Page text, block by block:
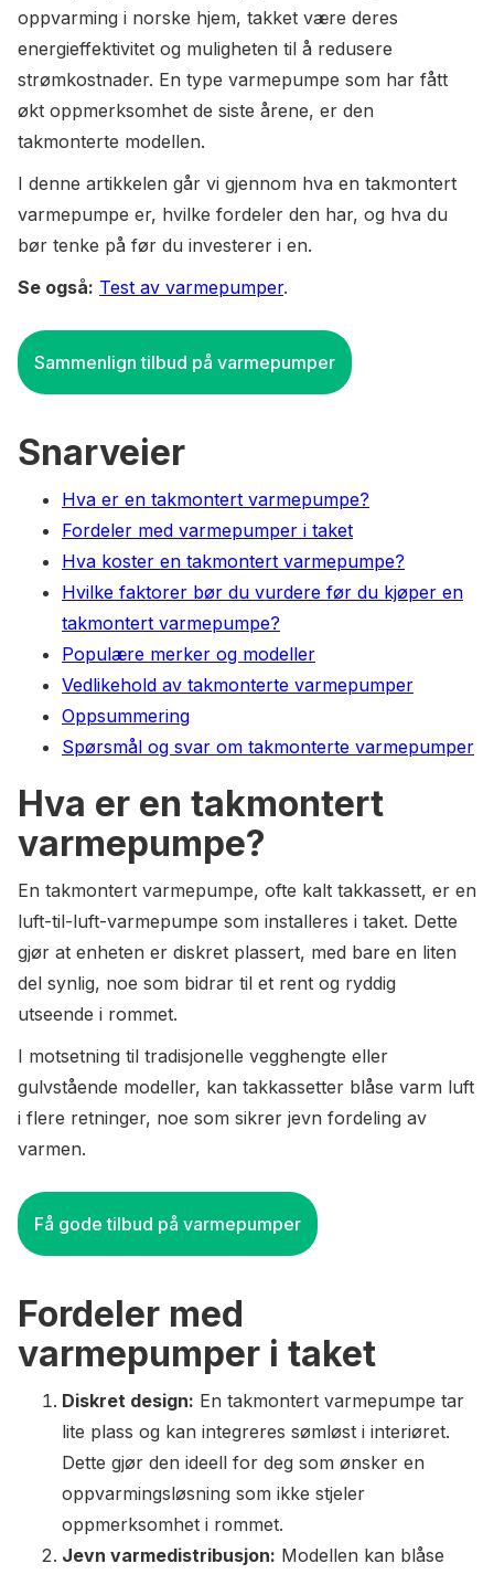
oppvarming i norske hjem, takket være deres
energieffektivitet og muligheten til å redusere
strømkostnader. En type varmepumpe som har fått
økt oppmerksomhet de siste årene, er den
takmonterte modellen.
I denne artikkelen går vi gjennom hva en takmontert
varmepumpe er, hvilke fordeler den har, og hva du
bør tenke på før du investerer i en.
Se også: Test av varmepumper.
Sammenlign tilbud på varmepumper
Snarveier
Hva er en takmontert varmepumpe?
Fordeler med varmepumper i taket
Hva koster en takmontert varmepumpe?
Hvilke faktorer bør du vurdere før du kjøper en
takmontert varmepumpe?
Populære merker og modeller
Vedlikehold av takmonterte varmepumper
Oppsummering
Spørsmål og svar om takmonterte varmepumper
Hva er en takmontert
varmepumpe?
En takmontert varmepumpe, ofte kalt takkassett, er en
luft-til-luft-varmepumpe som installeres i taket. Dette
gjør at enheten er diskret plassert, med bare en liten
del synlig, noe som bidrar til et rent og ryddig
utseende i rommet.
I motsetning til tradisjonelle vegghengte eller
gulvstående modeller, kan takkassetter blåse varm luft
i flere retninger, noe som sikrer jevn fordeling av
varmen.
Få gode tilbud på varmepumper
Fordeler med
varmepumper i taket
Diskret design: En takmontert varmepumpe tar
lite plass og kan integreres sømløst i interiøret.
Dette gjør den ideell for deg som ønsker en
oppvarmingsløsning som ikke stjeler
oppmerksomhet i rommet.
Jevn varmedistribusjon: Modellen kan blåse